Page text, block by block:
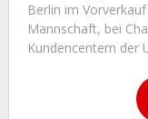
Berlin im
Mannschaft, bei
Kundencentern der